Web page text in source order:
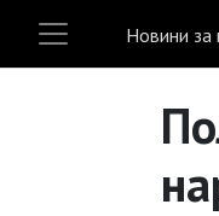
Новини за